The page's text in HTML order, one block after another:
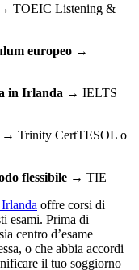
→ TOEIC Listening &
europeo →
in Irlanda → IELTS
→ Trinity CertTESOL o
flessibile → TIE
offre corsi di
esami. Prima di
centro d’esame
o che abbia accordi
il tuo soggiorno